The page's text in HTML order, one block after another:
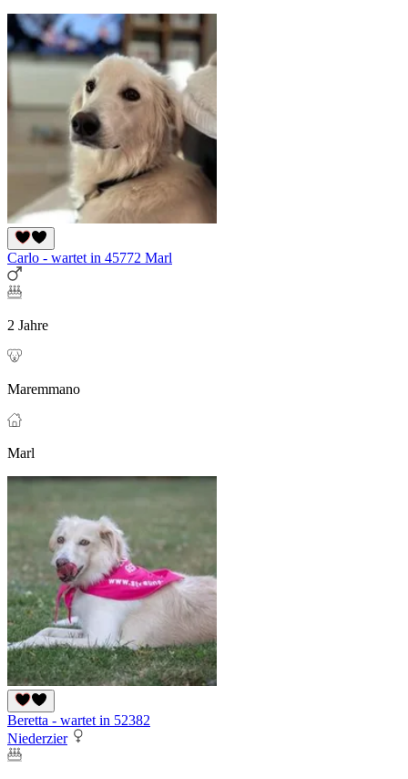
Carlo - wartet in 45772 Marl
2 Jahre
Maremmano
Marl
Beretta - wartet in 52382
Niederzier